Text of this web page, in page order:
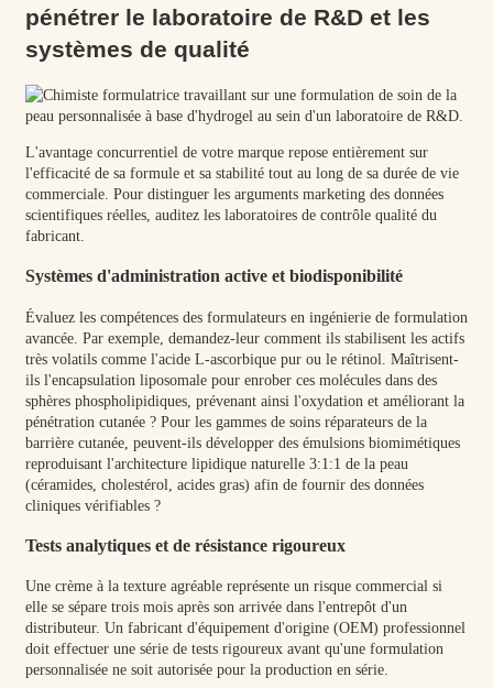
pénétrer le laboratoire de R&D et les
systèmes de qualité
L'avantage concurrentiel de votre marque repose entièrement sur
l'efficacité de sa formule et sa stabilité tout au long de sa durée de vie
commerciale. Pour distinguer les arguments marketing des données
scientifiques réelles, auditez les laboratoires de contrôle qualité du
fabricant.
Systèmes d'administration active et biodisponibilité
Évaluez les compétences des formulateurs en ingénierie de formulation
avancée. Par exemple, demandez-leur comment ils stabilisent les actifs
très volatils comme l'acide L-ascorbique pur ou le rétinol. Maîtrisent-
ils l'encapsulation liposomale pour enrober ces molécules dans des
sphères phospholipidiques, prévenant ainsi l'oxydation et améliorant la
pénétration cutanée ? Pour les gammes de soins réparateurs de la
barrière cutanée, peuvent-ils développer des émulsions biomimétiques
reproduisant l'architecture lipidique naturelle 3:1:1 de la peau
(céramides, cholestérol, acides gras) afin de fournir des données
cliniques vérifiables ?
Tests analytiques et de résistance rigoureux
Une crème à la texture agréable représente un risque commercial si
elle se sépare trois mois après son arrivée dans l'entrepôt d'un
distributeur. Un fabricant d'équipement d'origine (OEM) professionnel
doit effectuer une série de tests rigoureux avant qu'une formulation
personnalisée ne soit autorisée pour la production en série.